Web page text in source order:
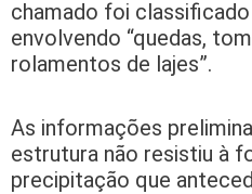
chamado foi
envolvendo “quedas,
rolamentos de lajes”.
As informações
estrutura não resistiu à
precipitação que